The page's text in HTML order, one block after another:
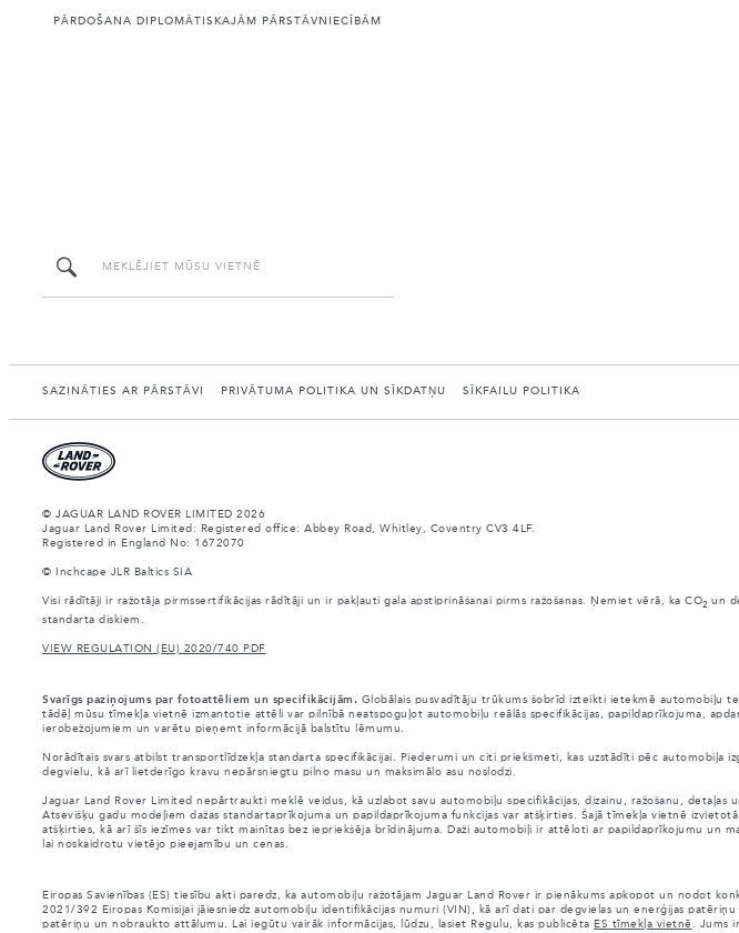
PĀRDOŠANA DIPLOMĀTISKAJĀM PĀRSTĀVNIECĪBĀM
SAZINĀTIES AR PĀRSTĀVI PRIVĀTUMA POLITIKA UN SĪKDATŅU SĪKFAILU POLITIKA
© JAGUAR LAND ROVER LIMITED 2026
Jaguar Land Rover Limited: Registered office: Abbey Road, Whitley, Coventry CV3 4LF.
Registered in England No: 1672070
© Inchcape JLR Baltics SIA
Visi rādītāji ir ražotāja pirmssertifikācijas rādītāji un ir pakļauti gala apstiprināšanai pirms ražošanas. Ņemiet vērā, ka CO2 un
standarta diskiem.
VIEW REGULATION (EU) 2020/740 PDF
Svarīgs paziņojums par fotoattēliem un specifikācijām. Globālais pusvadītāju trūkums šobrīd izteikti ietekmē automobiļu
tādēļ mūsu tīmekļa vietnē izmantotie attēli var pilnībā neatspoguļot automobiļu reālās specifikācijas, papildaprīkojuma,
ierobežojumiem un varētu pieņemt informācijā balstītu lēmumu.
Norādītais svars atbilst transportlīdzekļa standarta specifikācijai. Piederumi un citi priekšmeti, kas uzstādīti pēc automobiļa
degvielu, kā arī lietderīgo kravu nepārsniegtu pilno masu un maksimālo asu noslodzi.
Jaguar Land Rover Limited nepārtraukti meklē veidus, kā uzlabot savu automobiļu specifikācijas, dizainu, ražošanu,
Atsevišķu gadu modeļiem dažas standartaprīkojuma un papildaprīkojuma funkcijas var atšķirties. Šajā tīmekļa vietnē
atšķirties, kā arī šīs iezīmes var tikt mainītas bez iepriekšēja brīdinājuma. Daži automobiļi ir attēloti ar papildaprīkojumu un
lai noskaidrotu vietējo pieejamību un cenas.
Eiropas Savienības (ES) tiesību akti paredz, ka automobiļu ražotājam Jaguar Land Rover ir pienākums apkopot un nodot
2021/392 Eiropas Komisijai jāiesniedz automobiļu identifikācijas numuri (VIN), kā arī dati par degvielas un enerģijas
patēriņu un nobraukto attālumu. Lai iegūtu vairāk informācijas, lūdzu, lasiet Regulu, kas publicēta ES tīmekļa vietnē
. Jums